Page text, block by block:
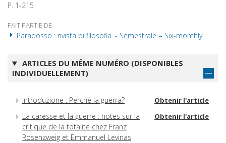
P. 1-215
FAIT PARTIE DE
Paradosso : rivista di filosofia. - Semestrale = Six-monthly
ARTICLES DU MÊME NUMÉRO (DISPONIBLES
INDIVIDUELLEMENT)
Introduzione : Perché la guerra? Obtenir l'article
La caresse et la guerre : notes sur la
critique de la totalité chez Franz
Rosenzweig et Emmanuel Levinas
Obtenir l'article